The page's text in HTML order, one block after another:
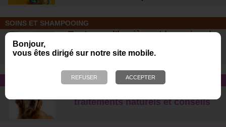
Bonjour,
vous êtes dirigé sur notre site mobile.
SOINS ET SHAMPOOING
Tout pour l'hygiène et les soins de
traitements naturels et conseils